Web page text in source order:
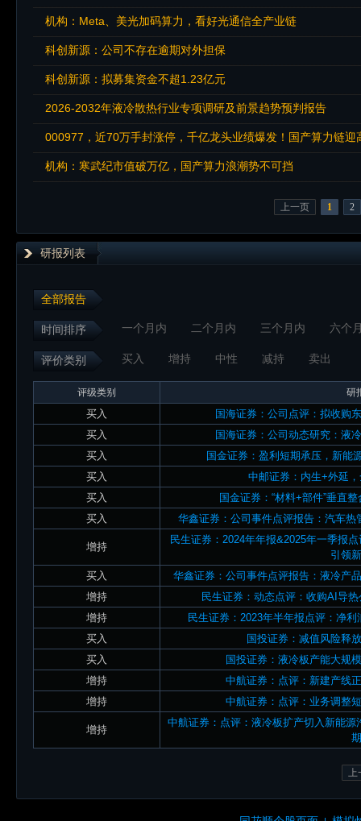
机构：Meta、美光加码算力，看好光通信全产业链
科创新源：公司不存在逾期对外担保
科创新源：拟募集资金不超1.23亿元
2026-2032年液冷散热行业专项调研及前景趋势预判报告
000977，近70万手封涨停，千亿龙头业绩爆发！国产算力链迎
机构：寒武纪市值破万亿，国产算力浪潮势不可挡
上一页 1 2
研报列表
全部报告
时间排序 一个月内 二个月内 三个月内 六个
评价类别 买入 增持 中性 减持 卖出
评级类别 研
买入
国海证券：公司点评：拟收购
买入
国海证券：公司动态研究：液
买入
国金证券：盈利短期承压，新能
买入
中邮证券：内生+外延
买入
国金证券：“材料+部件”垂直
买入
华鑫证券：公司事件点评报告：汽车
增持
民生证券：2024年年报&2025年一季报
引领
买入
华鑫证券：公司事件点评报告：液冷产
增持
民生证券：动态点评：收购AI导
增持
民生证券：2023年半年报点评：净
买入
国投证券：减值风险释
买入
国投证券：液冷板产能大规
增持
中航证券：点评：新建产线
增持
中航证券：点评：业务调整
增持
中航证券：点评：液冷板扩产切入新能
期